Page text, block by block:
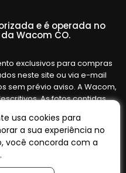
e é operada no
Wacom CO.
exclusivos para compras
neste site ou via e-mail
sem prévio aviso. A Wacom,
As fotos contidas
lote do fabricante. Ofertas
Vendas sujeitas à
de dados.
usa cookies para
a sua experiência no
você concorda com a
.